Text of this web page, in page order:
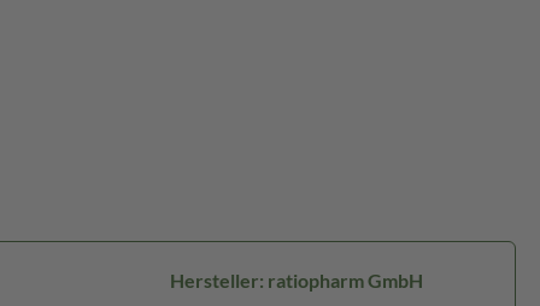
Hersteller: ratiopharm GmbH